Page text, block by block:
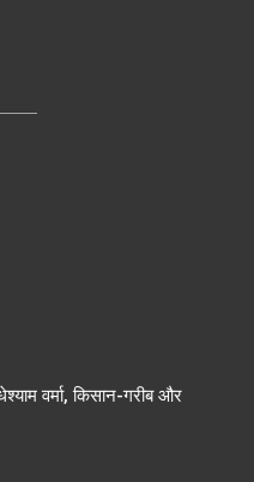
वर्मा, किसान-गरीब और